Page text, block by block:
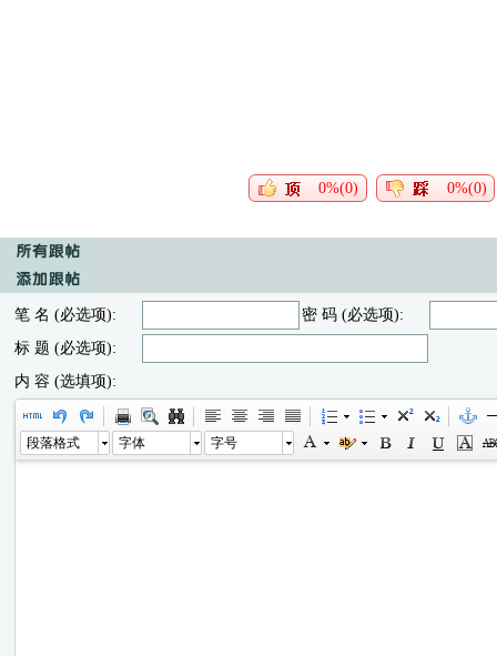
0%(0) 0%(0)
笔 名 (必选项):
密 码 (必选项):
标 题 (必选项):
内 容 (选填项):
段落格式 字体 字号